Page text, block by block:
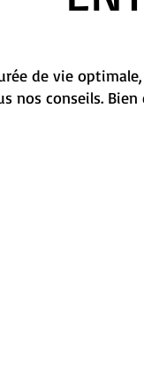
de vie
nos conseils.